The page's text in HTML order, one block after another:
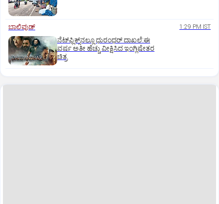
ಬಾಲಿವುಡ್‌ 1:29 PM IST
ನೆಟ್‌ಫ್ಲಿಕ್ಸ್‌ನಲ್ಲೂ ಧುರಂಧರ್‌ ದಾಖಲೆ:ಈ
ವರ್ಷ ಅತೀ ಹೆಚ್ಚು ವೀಕ್ಷಿಸಿದ ಇಂಗ್ಲಿಷೇತರ
ಚಿತ್ರ